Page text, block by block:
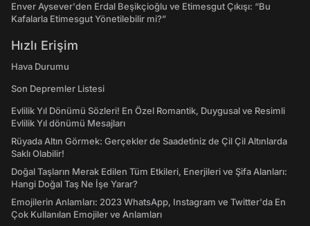
Enver Aysever'den Erdal Beşikçioğlu ve Etimesgut Çıkışı: “Bu
Kafalarla Etimesgut Yönetilebilir mi?”
Hızlı Erişim
Hava Durumu
Son Depremler Listesi
Evlilik Yıl Dönümü Sözleri! En Özel Romantik, Duygusal ve Resimli
Evlilik Yıl dönümü Mesajları
Rüyada Altın Görmek: Gerçekler de Saadetiniz de Çil Çil Altınlarda
Saklı Olabilir!
Doğal Taşların Merak Edilen Tüm Etkileri, Enerjileri ve Şifa Alanları:
Hangi Doğal Taş Ne İşe Yarar?
Emojilerin Anlamları: 2023 WhatsApp, Instagram ve Twitter'da En
Çok Kullanılan Emojiler ve Anlamları